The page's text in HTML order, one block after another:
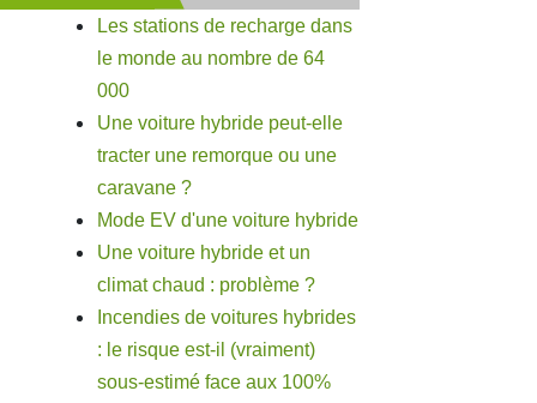
Les stations de recharge dans
le monde au nombre de 64
000
Une voiture hybride peut-elle
tracter une remorque ou une
caravane ?
Mode EV d'une voiture hybride
Une voiture hybride et un
climat chaud : problème ?
Incendies de voitures hybrides
: le risque est-il (vraiment)
sous-estimé face aux 100%